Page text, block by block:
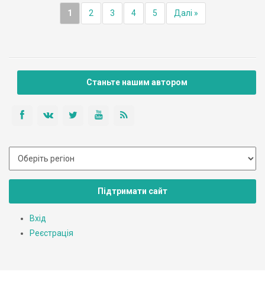
1 2 3 4 5 Далі »
Станьте нашим автором
Підтримати сайт
Вхід
Реєстрація